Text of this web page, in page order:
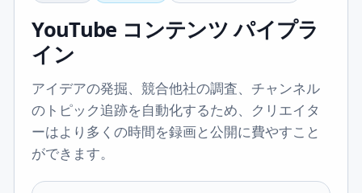
YouTube コンテンツ パイプラ
イン
アイデアの発掘、競合他社の調査、チャンネル
のトピック追跡を自動化するため、クリエイタ
ーはより多くの時間を録画と公開に費やすこと
ができます。